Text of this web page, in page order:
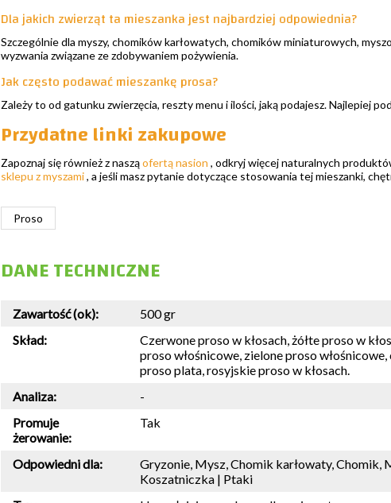
Dla jakich zwierząt ta mieszanka jest najbardziej odpowiednia?
Szczególnie dla myszy, chomików karłowatych, chomików miniaturowych,
wyzwania związane ze zdobywaniem pożywienia.
Jak często podawać mieszankę prosa?
Zależy to od gatunku zwierzęcia, reszty menu i ilości, jaką podajesz. Najlepiej
Przydatne linki zakupowe
Zapoznaj się również z nasząofertą nasion , odkryj więcej naturalnych
sklepu z myszami, a jeśli masz pytanie dotyczące stosowania tej mieszanki,
Proso
DANE TECHNICZNE
Zawartość (ok):
500 gr
Skład:
Czerwone proso w kłosach, żółte proso w
proso włośnicowe, zielone proso
proso plata, rosyjskie proso w kłosach.
Analiza:
-
Promuje
żerowanie:
Tak
Odpowiedni dla:
Gryzonie, Mysz, Chomik karłowaty, Chomik,
Koszatniczka | Ptaki